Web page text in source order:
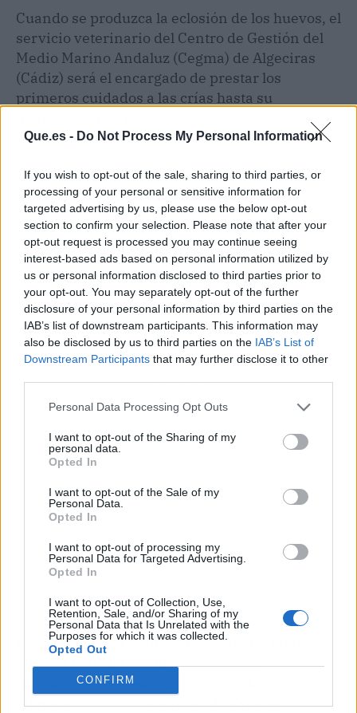
Que.es - Do Not Process My Personal Information
If you wish to opt-out of the sale, sharing to third parties, or
processing of your personal or sensitive information for
targeted advertising by us, please use the below opt-out
section to confirm your selection. Please note that after your
opt-out request is processed you may continue seeing
interest-based ads based on personal information utilized by
us or personal information disclosed to third parties prior to
your opt-out. You may separately opt-out of the further
disclosure of your personal information by third parties on the
IAB’s list of downstream participants. This information may
also be disclosed by us to third parties on the IAB’s List of
Downstream Participants that may further disclose it to other
Personal Data Processing Opt Outs
I want to opt-out of the Sharing of my
personal data.
Opted In
I want to opt-out of the Sale of my
Personal Data.
Opted In
I want to opt-out of processing my
Personal Data for Targeted Advertising.
Opted In
I want to opt-out of Collection, Use,
Retention, Sale, and/or Sharing of my
Personal Data that Is Unrelated with the
Purposes for which it was collected.
Opted Out
CONFIRM
Cuando se produzca la eclosión de los huevos, el
servicio veterinario del Centro de Gestión del
Medio Marino Andaluz (Cegma) de Algeciras
(Cádiz) será el encargado de prestar los
primeros cuidados a las crías hasta su
Publicidad
La tortuga boba anida generalmente en la
cuenca Este del Mediterráneo, pero
últimamente se están encontrando varios
ejemplares en otros puntos de España,